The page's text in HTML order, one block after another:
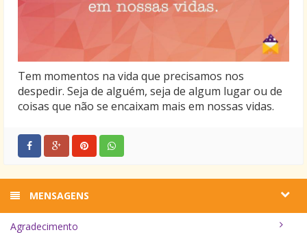
Tem momentos na vida que precisamos nos
despedir. Seja de alguém, seja de algum lugar ou de
coisas que não se encaixam mais em nossas vidas.
MENSAGENS
Agradecimento